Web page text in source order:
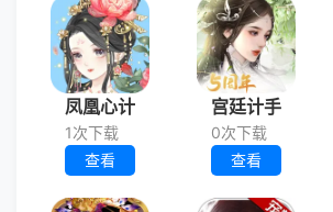
凤凰心计
1次下载
查看
宫廷计手
0次下载
查看